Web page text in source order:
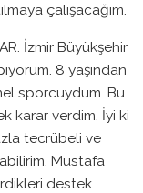
çalışacağım.
İzmir Büyükşehir
8 yaşından
sporcuydum. Bu
karar verdim. İyi ki
tecrübeli ve
Mustafa
destek